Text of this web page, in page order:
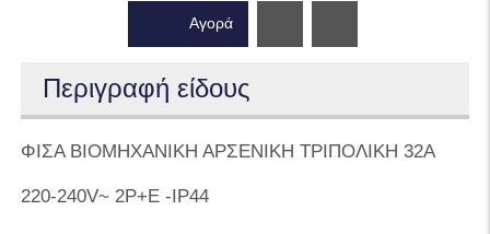
Αγορά
Περιγραφή είδους
ΦΙΣΑ ΒΙΟΜΗΧΑΝΙΚΗ ΑΡΣΕΝΙΚΗ ΤΡΙΠΟΛΙΚΗ 32Α
220-240V~ 2P+E -IP44